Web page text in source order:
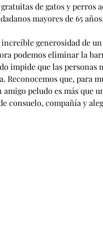
de gatos y perros
mayores de 65 años.
increíble generosidad de
podemos eliminar la
impide que las personas
Reconocemos que, para
amigo peludo es más que
consuelo, compañía y